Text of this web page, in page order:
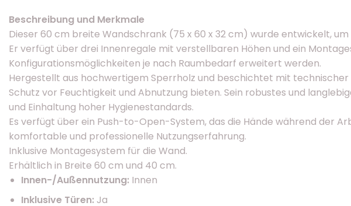
Beschreibung und Merkmale
Dieser 60 cm breite Wandschrank (75 x 60 x 32 cm) wurde entwickelt,
Er verfügt über drei Innenregale mit verstellbaren Höhen und ein
Konfigurationsmöglichkeiten je nach Raumbedarf erweitert werden.
Hergestellt aus hochwertigem Sperrholz und beschichtet mit
Schutz vor Feuchtigkeit und Abnutzung bieten. Sein robustes und
und Einhaltung hoher Hygienestandards.
Es verfügt über ein Push-to-Open-System, das die Hände während der
komfortable und professionelle Nutzungserfahrung.
Inklusive Montagesystem für die Wand.
Erhältlich in Breite 60 cm und 40 cm.
Innen-/Außennutzung: Innen
Inklusive Türen: Ja